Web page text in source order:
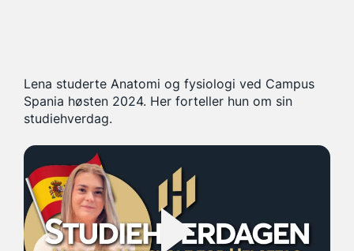
Lena studerte Anatomi og fysiologi ved Campus
Spania høsten 2024. Her forteller hun om sin
studiehverdag.